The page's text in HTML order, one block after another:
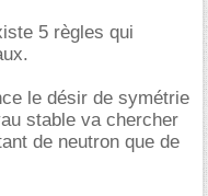
5 règles qui
le désir de symétrie
stable va chercher
de neutron que de